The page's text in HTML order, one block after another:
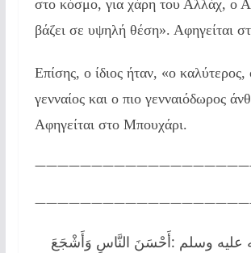
στο κόσμο, για χάρη του Αλλάχ, ο
βάζει σε υψηλή θέση». Αφηγείται
Επίσης, ο ίδιος ήταν, «ο καλύτερος,
γενναίος και ο πιο γενναιόδωρος
Αφηγείται στο Μπουχάρι.
عليه وسلم :أَحْسَنَ النَّاسِ وَأَشْجَعَ